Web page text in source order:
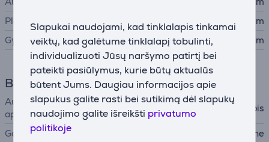
Slapukai naudojami, kad tinklalapis tinkamai
veiktų, kad galėtume tinklalapį tobulinti,
individualizuoti Jūsų naršymo patirtį bei
pateikti pasiūlymus, kurie būtų aktualūs
būtent Jums. Daugiau informacijos apie
slapukus galite rasti bei sutikimą dėl slapukų
naudojimo galite išreikšti privatumo
politikoje
Plotis
38,3 cm
Gylis
41,1 cm
Bendri parametrai
Automobilinė garso
aparatūra
Automobilinis garsiakalbis
Gamintojas
Alpine